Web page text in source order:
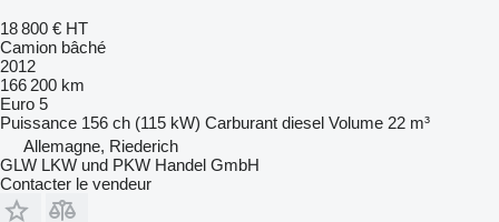
18 800 € HT
Camion bâché
2012
166 200 km
Euro 5
Puissance 156 ch (115 kW) Carburant diesel Volume 22 m³
Allemagne, Riederich
GLW LKW und PKW Handel GmbH
Contacter le vendeur